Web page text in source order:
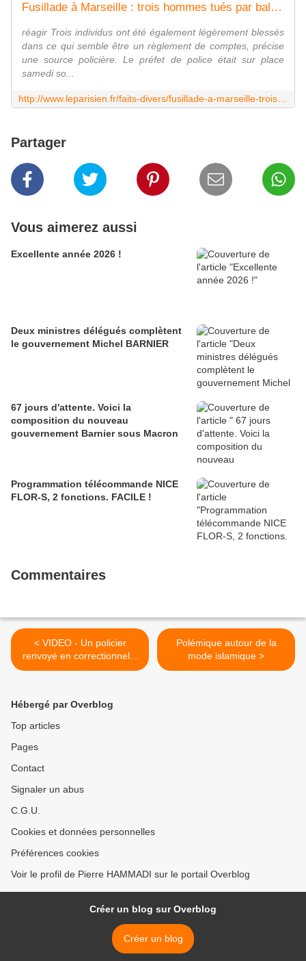
Fusillade à Marseille : trois hommes tués par balles, trois autres blessés
réagir Trois individus ont été également légèrement blessés
dans ce qui semble être un règlement de comptes, précise
une source policière. Le préfet de police était sur place
samedi so...
Partager
Vous aimerez aussi
Excellente année 2026 !
Deux ministres délégués complètent
le gouvernement Michel BARNIER
67 jours d'attente. Voici la
composition du nouveau
gouvernement Barnier sous Macron
Programmation télécommande NICE
FLOR-S, 2 fonctions. FACILE !
Commentaires
< VIDEO - Un policier
renvoyé en correctionnelle
pour avoir frappé un lycéen
Polémique autour de la
mode islamique >
Hébergé par Overblog
Top articles
Pages
Contact
Signaler un abus
C.G.U.
Cookies et données personnelles
Préférences cookies
Voir le profil de Pierre HAMMADI sur le portail Overblog
Créer un blog sur Overblog
Créer un blog